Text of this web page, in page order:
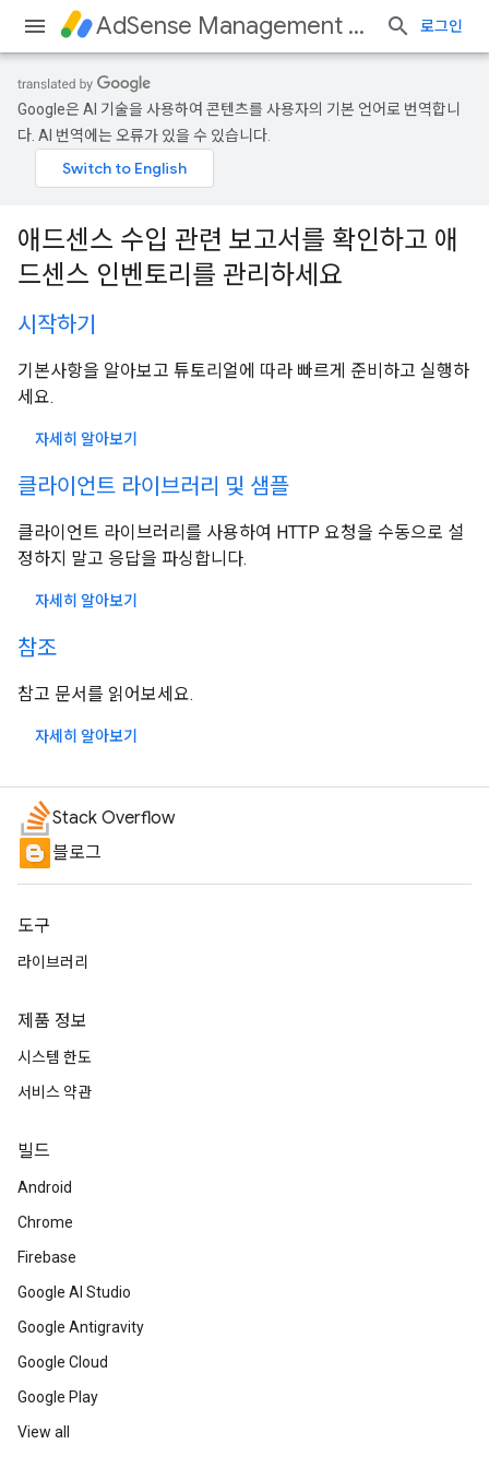
AdSense Management API 로그인
Google은 AI 기술을 사용하여 콘텐츠를 사용자의 기본 언어로 번역합니
다. AI 번역에는 오류가 있을 수 있습니다.
애드센스 수입 관련 보고서를 확인하고 애
드센스 인벤토리를 관리하세요
시작하기
기본사항을 알아보고 튜토리얼에 따라 빠르게 준비하고 실행하
세요.
자세히 알아보기
클라이언트 라이브러리 및 샘플
클라이언트 라이브러리를 사용하여 HTTP 요청을 수동으로 설
정하지 말고 응답을 파싱합니다.
자세히 알아보기
참조
참고 문서를 읽어보세요.
자세히 알아보기
Stack Overflow
블로그
도구
라이브러리
제품 정보
시스템 한도
서비스 약관
빌드
Android
Chrome
Firebase
Google AI Studio
Google Antigravity
Google Cloud
Google Play
View all